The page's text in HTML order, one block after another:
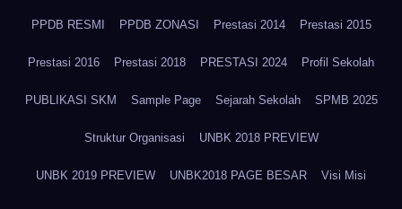
PPDB RESMI PPDB ZONASI Prestasi 2014 Prestasi 2015
Prestasi 2016 Prestasi 2018 PRESTASI 2024 Profil Sekolah
PUBLIKASI SKM Sample Page Sejarah Sekolah SPMB 2025
Struktur Organisasi UNBK 2018 PREVIEW
UNBK 2019 PREVIEW UNBK2018 PAGE BESAR Visi Misi